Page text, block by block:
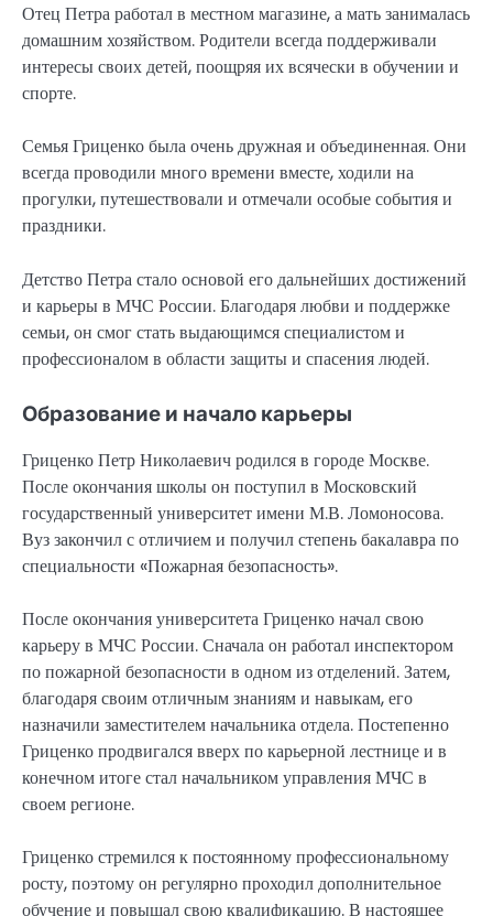
Отец Петра работал в местном магазине, а мать занималась
домашним хозяйством. Родители всегда поддерживали
интересы своих детей, поощряя их всячески в обучении и
спорте.
Семья Гриценко была очень дружная и объединенная. Они
всегда проводили много времени вместе, ходили на
прогулки, путешествовали и отмечали особые события и
праздники.
Детство Петра стало основой его дальнейших достижений
и карьеры в МЧС России. Благодаря любви и поддержке
семьи, он смог стать выдающимся специалистом и
профессионалом в области защиты и спасения людей.
Образование и начало карьеры
Гриценко Петр Николаевич родился в городе Москве.
После окончания школы он поступил в Московский
государственный университет имени М.В. Ломоносова.
Вуз закончил с отличием и получил степень бакалавра по
специальности «Пожарная безопасность».
После окончания университета Гриценко начал свою
карьеру в МЧС России. Сначала он работал инспектором
по пожарной безопасности в одном из отделений. Затем,
благодаря своим отличным знаниям и навыкам, его
назначили заместителем начальника отдела. Постепенно
Гриценко продвигался вверх по карьерной лестнице и в
конечном итоге стал начальником управления МЧС в
своем регионе.
Гриценко стремился к постоянному профессиональному
росту, поэтому он регулярно проходил дополнительное
обучение и повышал свою квалификацию. В настоящее